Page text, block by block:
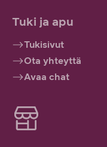
Tuki ja apu
Tukisivut
Ota yhteyttä
Avaa chat